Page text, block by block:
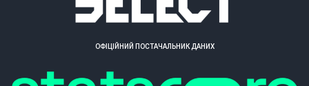
ОФІЦІЙНИЙ ПОСТАЧАЛЬНИК ДАНИХ